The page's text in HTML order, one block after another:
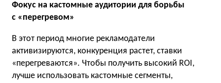
Фокус на кастомные аудитории для борьбы
с «перегревом»
В этот период многие рекламодатели
активизируются, конкуренция растет, ставки
«перегреваются». Чтобы получить высокий ROI,
лучше использовать кастомные сегменты,